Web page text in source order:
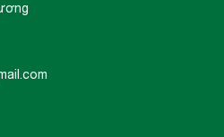
bộ bảng mạch và
Slide.